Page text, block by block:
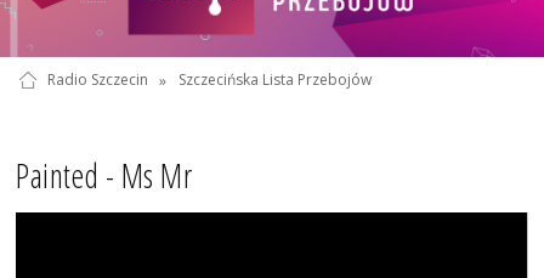
Radio Szczecin » Szczecińska Lista Przebojów
Painted - Ms Mr